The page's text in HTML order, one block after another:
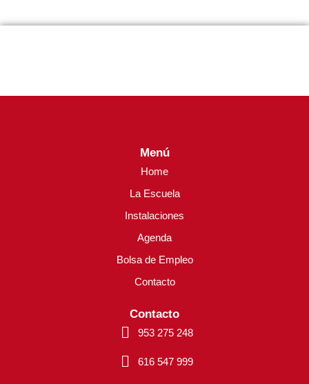
Menú
Home
La Escuela
Instalaciones
Agenda
Bolsa de Empleo
Contacto
Contacto
953 275 248
616 547 999